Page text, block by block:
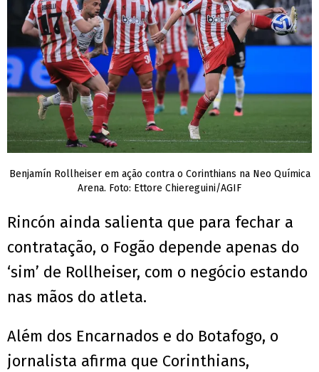
Benjamín Rollheiser em ação contra o Corinthians na Neo Química
Arena. Foto: Ettore Chiereguini/AGIF
Rincón ainda salienta que para fechar a
contratação, o Fogão depende apenas do
‘sim’ de Rollheiser, com o negócio estando
nas mãos do atleta.
Além dos Encarnados e do Botafogo, o
jornalista afirma que Corinthians,